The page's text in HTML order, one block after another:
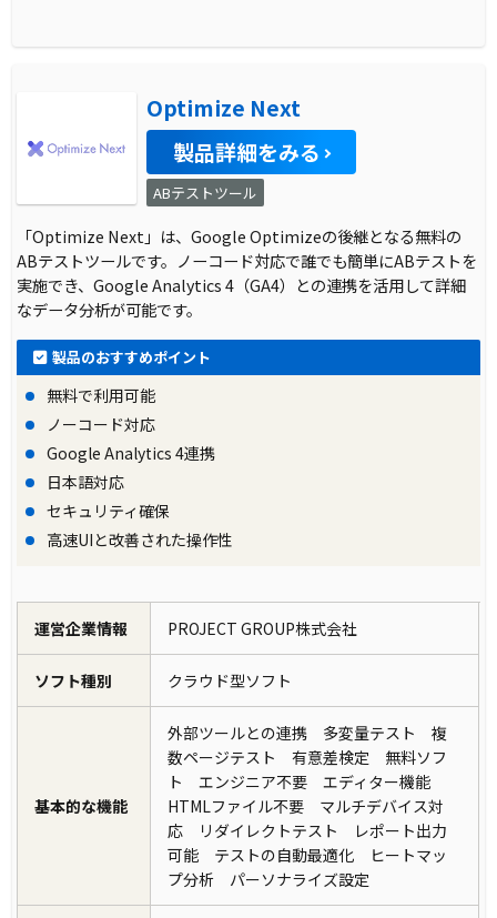
Optimize Next
製品詳細をみる
ABテストツール
「Optimize Next」は、Google Optimizeの後継となる無料の
ABテストツールです。ノーコード対応で誰でも簡単にABテストを
実施でき、Google Analytics 4（GA4）との連携を活用して詳細
なデータ分析が可能です。
製品のおすすめポイント
無料で利用可能
ノーコード対応
Google Analytics 4連携
日本語対応
セキュリティ確保
高速UIと改善された操作性
運営企業情報 PROJECT GROUP株式会社
ソフト種別 クラウド型ソフト
基本的な機能
外部ツールとの連携 多変量テスト 複
数ページテスト 有意差検定 無料ソフ
ト エンジニア不要 エディター機能
HTMLファイル不要 マルチデバイス対
応 リダイレクトテスト レポート出力
可能 テストの自動最適化 ヒートマッ
プ分析 パーソナライズ設定